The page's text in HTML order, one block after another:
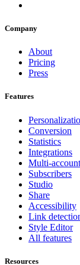
Company
About
Pricing
Press
Features
Conversion
Statistics
Integrations
Multi-
Subscribers
Studio
Share
Accessibility
Link
Style Editor
All features
Resources